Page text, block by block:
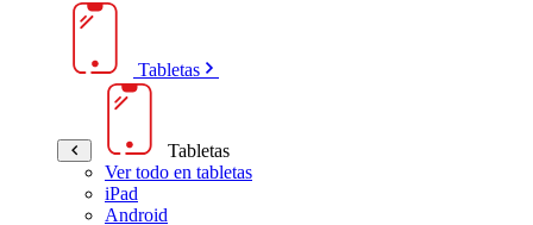
Tabletas
Tabletas
Ver todo en tabletas
iPad
Android